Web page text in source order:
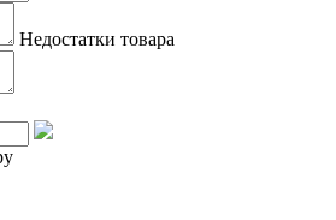
Недостатки товара